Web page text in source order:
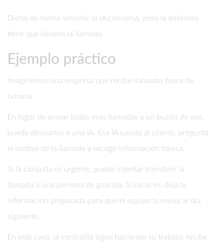
Dicho de forma sencilla: la IA conversa, pero la telefonía
tiene que llevarle la llamada.
Ejemplo práctico
Imaginemos una empresa que recibe llamadas fuera de
horario.
En lugar de enviar todas esas llamadas a un buzón de voz,
puede desviarlas a una IA. Esa IA saluda al cliente, pregunta
el motivo de la llamada y recoge información básica.
Si la consulta es urgente, puede intentar transferir la
llamada a una persona de guardia. Si no lo es, deja la
información preparada para que el equipo la revise al día
siguiente.
En este caso, la centralita sigue haciendo su trabajo: recibe